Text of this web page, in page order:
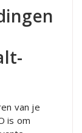
van je
is om